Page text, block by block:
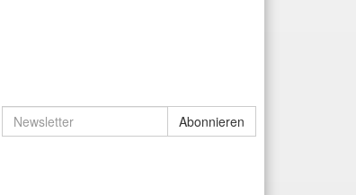
Newsletter
Abonnieren